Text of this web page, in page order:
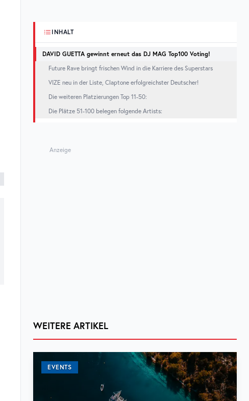
INHALT
DAVID GUETTA gewinnt erneut das DJ MAG Top100 Voting!
Future Rave bringt frischen Wind in die Karriere des Superstars
VIZE neu in der Liste, Claptone erfolgreichster Deutscher!
Die weiteren Platzierungen Top 11-50:
Die Plätze 51-100 belegen folgende Artists:
Anzeige
WEITERE ARTIKEL
EVENTS